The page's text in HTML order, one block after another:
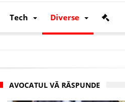
Tech Diverse
AVOCATUL VĂ RĂSPUNDE